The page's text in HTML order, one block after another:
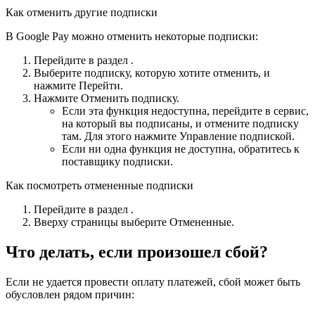
Как отменить другие подписки
В Google Pay можно отменить некоторые подписки:
Перейдите в раздел .
Выберите подписку, которую хотите отменить, и
нажмите Перейти.
Нажмите Отменить подписку.
Если эта функция недоступна, перейдите в сервис,
на который вы подписаны, и отмените подписку
там. Для этого нажмите Управление подпиской.
Если ни одна функция не доступна, обратитесь к
поставщику подписки.
Как посмотреть отмененные подписки
Перейдите в раздел .
Вверху страницы выберите Отмененные.
Что делать, если произошел сбой?
Если не удается провести оплату платежей, сбой может быть
обусловлен рядом причин: